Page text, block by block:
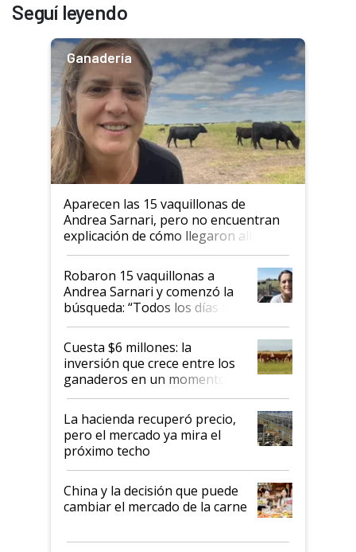
Seguí leyendo
Ganadería
Aparecen las 15 vaquillonas de
Andrea Sarnari, pero no encuentran
explicación de cómo llegaron allí
Robaron 15 vaquillonas a
Andrea Sarnari y comenzó la
búsqueda: “Todos los días le
toca a algún productor”
Cuesta $6 millones: la
inversión que crece entre los
ganaderos en un momento
histórico para la actividad
La hacienda recuperó precio,
pero el mercado ya mira el
próximo techo
China y la decisión que puede
cambiar el mercado de la carne